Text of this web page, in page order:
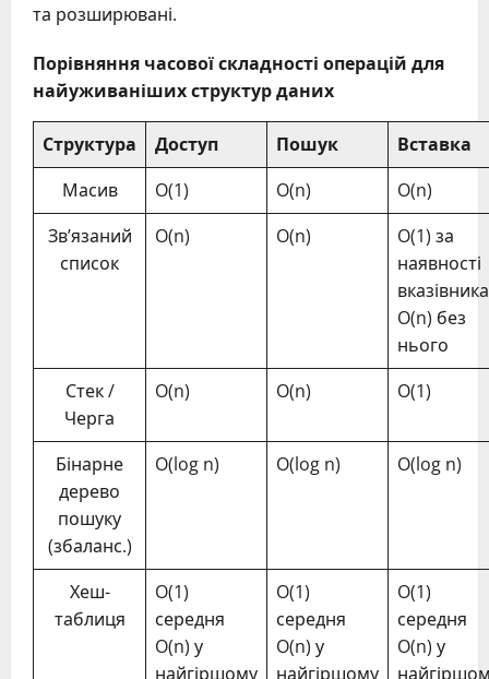
та розширювані.
Порівняння часової складності операцій для
найуживаніших структур даних
Структура Доступ Пошук
Вставка
Масив
O(1) O(n)
O(n)
Зв’язаний
список
O(n) O(n)
O(1) за
наявності
вказівника
O(n) без
нього
Стек /
Черга
O(n) O(n) O(1)
Бінарне
дерево
пошуку
(збаланс.)
O(log n) O(log n) O(log n)
Хеш-
таблиця
O(1)
середня
O(n) у
найгіршому
O(1)
середня
O(n) у
найгіршому
O(1)
середня
O(n) у